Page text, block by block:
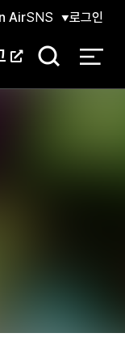
AirSNS 로그인
검